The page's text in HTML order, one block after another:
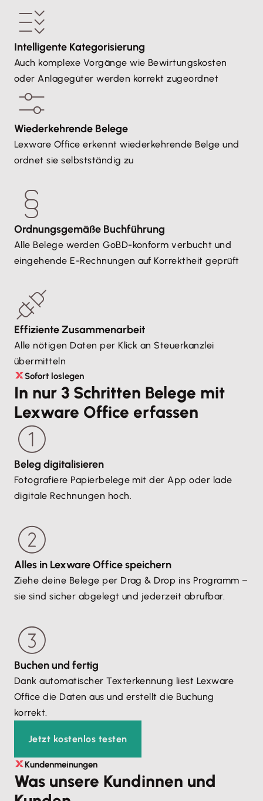
Intelligente Kategorisierung
Auch komplexe Vorgänge wie Bewirtungskosten
oder Anlagegüter werden korrekt zugeordnet
Wiederkehrende Belege
Lexware Office erkennt wiederkehrende Belge und
ordnet sie selbstständig zu
Ordnungsgemäße Buchführung
Alle Belege werden GoBD-konform verbucht und
eingehende E-Rechnungen auf Korrektheit geprüft
Effiziente Zusammenarbeit
Alle nötigen Daten per Klick an Steuerkanzlei
übermitteln
Sofort loslegen
In nur 3 Schritten Belege mit
Lexware Office erfassen
Beleg digitalisieren
Fotografiere Papierbelege mit der App oder lade
digitale Rechnungen hoch.
Alles in Lexware Office speichern
Ziehe deine Belege per Drag & Drop ins Programm –
sie sind sicher abgelegt und jederzeit abrufbar.
Buchen und fertig
Dank automatischer Texterkennung liest Lexware
Office die Daten aus und erstellt die Buchung
korrekt.
Jetzt kostenlos testen
Kundenmeinungen
Was unsere Kundinnen und